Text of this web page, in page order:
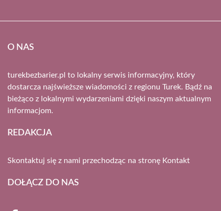
O NAS
turekbezbarier.pl to lokalny serwis informacyjny, który
dostarcza najświeższe wiadomości z regionu Turek. Bądź na
bieżąco z lokalnymi wydarzeniami dzięki naszym aktualnym
informacjom.
REDAKCJA
Skontaktuj się z nami przechodząc na stronę Kontakt
DOŁĄCZ DO NAS